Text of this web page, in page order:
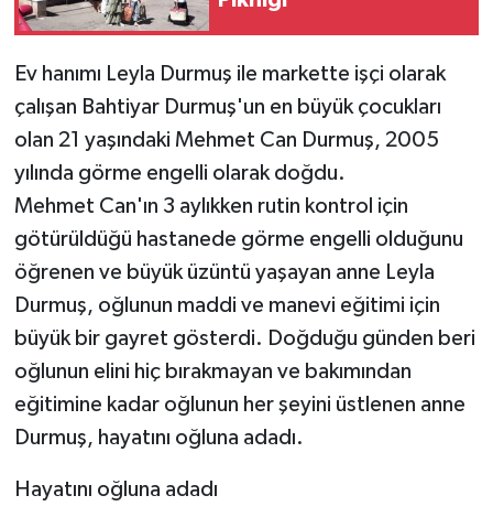
Ev hanımı Leyla Durmuş ile markette işçi olarak
çalışan Bahtiyar Durmuş'un en büyük çocukları
olan 21 yaşındaki Mehmet Can Durmuş, 2005
yılında görme engelli olarak doğdu.
Mehmet Can'ın 3 aylıkken rutin kontrol için
götürüldüğü hastanede görme engelli olduğunu
öğrenen ve büyük üzüntü yaşayan anne Leyla
Durmuş, oğlunun maddi ve manevi eğitimi için
büyük bir gayret gösterdi. Doğduğu günden beri
oğlunun elini hiç bırakmayan ve bakımından
eğitimine kadar oğlunun her şeyini üstlenen anne
Durmuş, hayatını oğluna adadı.
Hayatını oğluna adadı